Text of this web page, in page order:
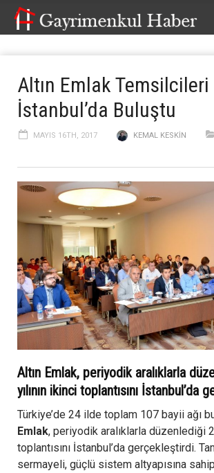
Altın Emlak Temsilcileri
İstanbul’da Buluştu
MAYIS 16TH, 2017 KEMAL KESKIN
Altın Emlak, periyodik aralıklarla
yılının ikinci toplantısını İstanbul’da
Türkiye’de 24 ilde toplam 107 bayii ağı
Emlak, periyodik aralıklarla düzenlediği
toplantısını İstanbul’da gerçekleştirdi.
sermayeli, güçlü sistem altyapısına